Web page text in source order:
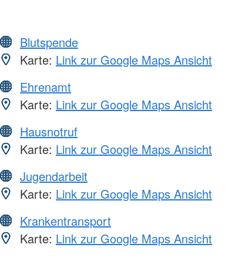
Blutspende
Karte: Link zur Google Maps Ansicht
Ehrenamt
Karte: Link zur Google Maps Ansicht
Hausnotruf
Karte: Link zur Google Maps Ansicht
Jugendarbeit
Karte: Link zur Google Maps Ansicht
Krankentransport
Karte: Link zur Google Maps Ansicht